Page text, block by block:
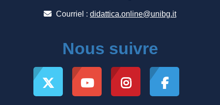
Courriel : didattica.online@unibg.it
Nous suivre